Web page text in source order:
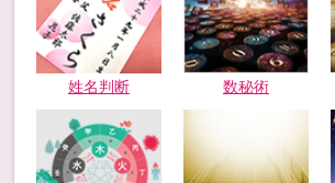
姓名判断 数秘術